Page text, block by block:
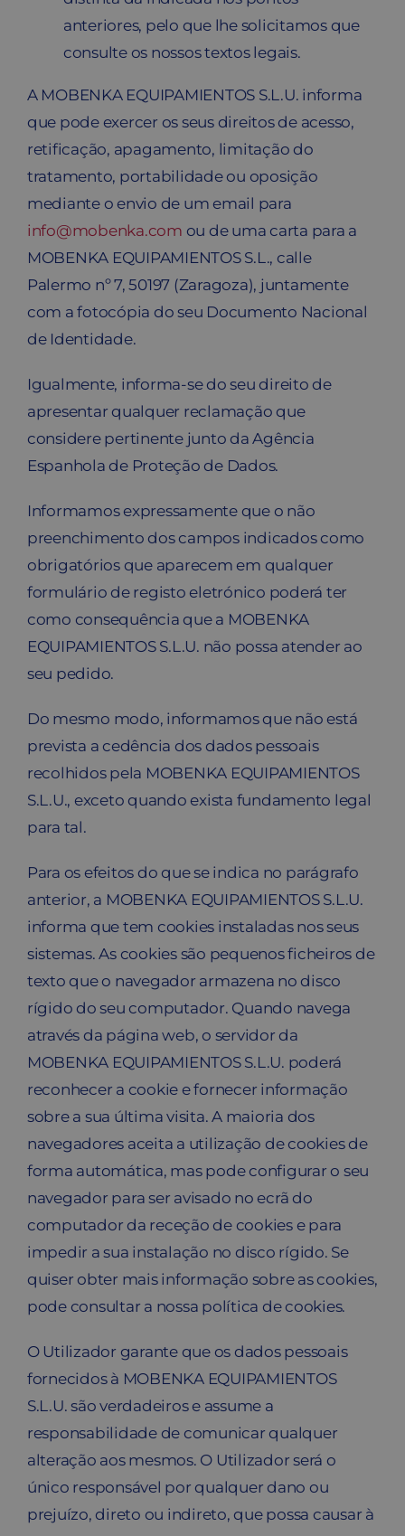
anteriores, pelo que lhe solicitamos que
consulte os nossos textos legais.
A MOBENKA EQUIPAMIENTOS S.L.U. informa
que pode exercer os seus direitos de acesso,
retificação, apagamento, limitação do
tratamento, portabilidade ou oposição
mediante o envio de um email para
info@mobenka.com ou de uma carta para a
MOBENKA EQUIPAMIENTOS S.L., calle
Palermo nº 7, 50197 (Zaragoza), juntamente
com a fotocópia do seu Documento Nacional
de Identidade.
Igualmente, informa-se do seu direito de
apresentar qualquer reclamação que
considere pertinente junto da Agência
Espanhola de Proteção de Dados.
Informamos expressamente que o não
preenchimento dos campos indicados como
obrigatórios que aparecem em qualquer
formulário de registo eletrónico poderá ter
como consequência que a MOBENKA
EQUIPAMIENTOS S.L.U. não possa atender ao
seu pedido.
Do mesmo modo, informamos que não está
prevista a cedência dos dados pessoais
recolhidos pela MOBENKA EQUIPAMIENTOS
S.L.U., exceto quando exista fundamento legal
para tal.
Para os efeitos do que se indica no parágrafo
anterior, a MOBENKA EQUIPAMIENTOS S.L.U.
informa que tem cookies instaladas nos seus
sistemas. As cookies são pequenos ficheiros de
texto que o navegador armazena no disco
rígido do seu computador. Quando navega
através da página web, o servidor da
MOBENKA EQUIPAMIENTOS S.L.U. poderá
reconhecer a cookie e fornecer informação
sobre a sua última visita. A maioria dos
navegadores aceita a utilização de cookies de
forma automática, mas pode configurar o seu
navegador para ser avisado no ecrã do
computador da receção de cookies e para
impedir a sua instalação no disco rígido. Se
quiser obter mais informação sobre as cookies,
pode consultar a nossa política de cookies.
O Utilizador garante que os dados pessoais
fornecidos à MOBENKA EQUIPAMIENTOS
S.L.U. são verdadeiros e assume a
responsabilidade de comunicar qualquer
alteração aos mesmos. O Utilizador será o
único responsável por qualquer dano ou
prejuízo, direto ou indireto, que possa causar à